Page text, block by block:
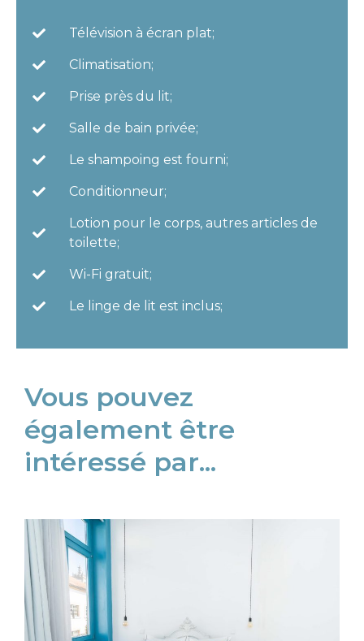
Télévision à écran plat;
Climatisation;
Prise près du lit;
Salle de bain privée;
Le shampoing est fourni;
Conditionneur;
Lotion pour le corps, autres articles de
toilette;
Wi-Fi gratuit;
Le linge de lit est inclus;
Vous pouvez
également être
intéressé par...